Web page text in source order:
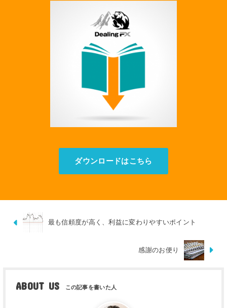
ダウンロードはこちら
最も信頼度が高く、利益に変わりやすいポイント
感謝のお便り
ABOUT US